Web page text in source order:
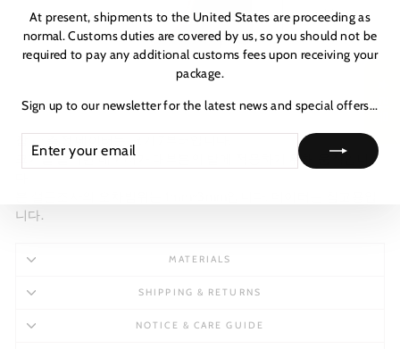
크기를 늘리면 데이터가 대부분의 발에 적응하기 위해 움직입니
니다.
MATERIALS
SHIPPING & RETURNS
NOTICE & CARE GUIDE
At present, shipments to the United States are proceeding as
normal. Customs duties are covered by us, so you should not be
required to pay any additional customs fees upon receiving your
package.
Sign up to our newsletter for the latest news and special offers...
YOUR
EMAIL
★ 리뷰